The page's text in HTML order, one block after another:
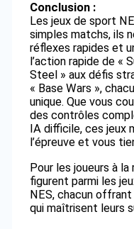
Conclusion :
Les jeux de sport
simples matchs, ils
réflexes rapides et
l’action rapide de «
Steel » aux défis
« Base Wars »,
unique. Que vous
des contrôles
IA difficile, ces jeux
l’épreuve et vous
Pour les joueurs à
figurent parmi les
NES, chacun
qui maîtrisent leurs